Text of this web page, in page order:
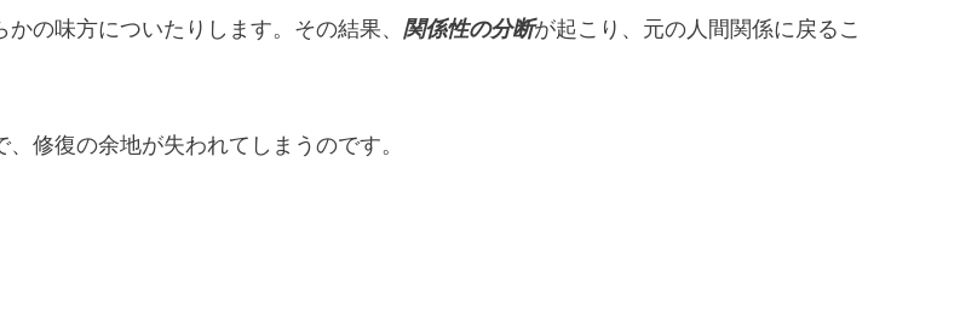
の味方についたりします。その結果、 関係性の分断が起こり、元の人間関係に戻るこ
修復の余地が失われてしまうのです。